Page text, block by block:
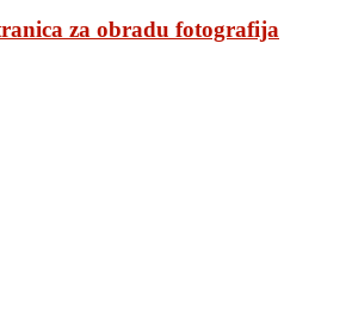
za obradu fotografija